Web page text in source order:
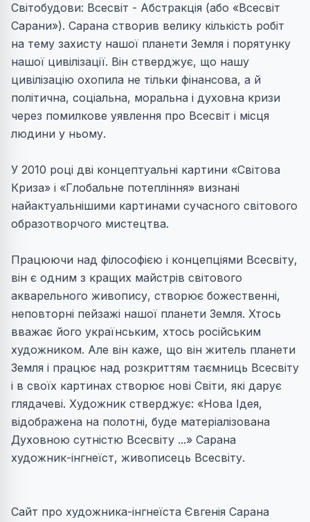
Світобудови: Всесвіт - Абстракція (або «Всесвіт
Сарани»). Сарана створив велику кількість робіт
на тему захисту нашої планети Земля і порятунку
нашої цивілізації. Він стверджує, що нашу
цивілізацію охопила не тільки фінансова, а й
політична, соціальна, моральна і духовна кризи
через помилкове уявлення про Всесвіт і місця
людини у ньому.
У 2010 році дві концептуальні картини «Світова
Криза» і «Глобальне потепління» визнані
найактуальнішими картинами сучасного світового
образотворчого мистецтва.
Працюючи над філософією і концепціями Всесвіту,
він є одним з кращих майстрів світового
акварельного живопису, створює божественні,
неповторні пейзажі нашої планети Земля. Хтось
вважає його українським, хтось російським
художником. Але він каже, що він житель планети
Земля і працює над розкриттям таємниць Всесвіту
і в своїх картинах створює нові Світи, які дарує
глядачеві. Художник стверджує: «Нова Ідея,
відображена на полотні, буде матеріалізована
Духовною сутністю Всесвіту ...» Сарана
художник-інгнеїст, живописець Всесвіту.
Сайт про художника-інгнеїста Євгенія Сарана